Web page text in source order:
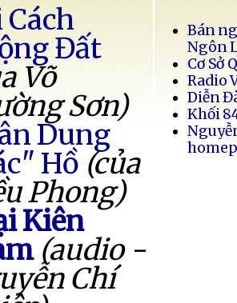
Cách
Đất
Võ
Sơn)
Dung
Hồ (của
Phong)
Kiên
(audio -
Chí
Bán
Ngôn
Cơ Sở
Radio
Diễn
Khối